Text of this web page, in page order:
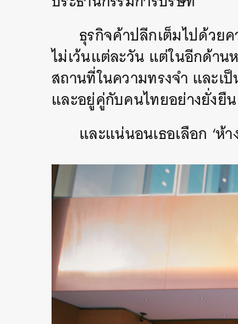
ธุรกิจค้าปลีกเต็มไปด้วย
ไม่เว้นแต่ละวัน แต่ในอีกด้าน
สถานที่ในความทรงจำ และเ
และอยู่คู่กับคนไทยอย่างยั่งยืน
และแน่นอนเธอเลือก ‘ห้